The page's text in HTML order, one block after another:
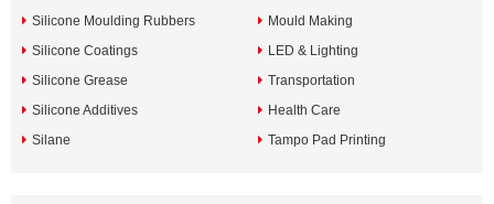
Silicone Moulding Rubbers
Silicone Coatings
Silicone Grease
Silicone Additives
Silane
Mould Making
LED & Lighting
Transportation
Health Care
Tampo Pad Printing